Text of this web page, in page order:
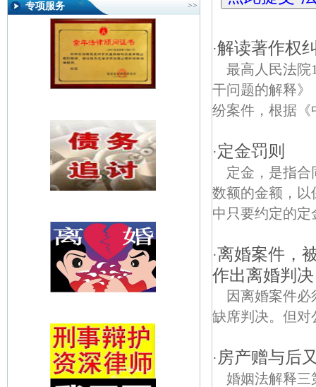
专项服务 >>
·解读著作权
最高人民法院
干问题的解释》
纷案件，根据《
·定金罚则
定金，是指
数额的金额，
中只要约定的
·离婚案件，
作出离婚判决
因离婚案件
缺席判决。但对
· 房产赠与后
婚姻法解释三